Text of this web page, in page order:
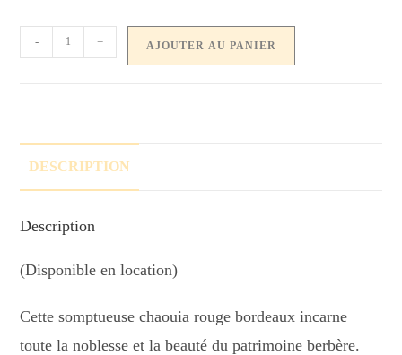
- + AJOUTER AU PANIER
DESCRIPTION
Description
(Disponible en location)
Cette somptueuse chaouia rouge bordeaux incarne
toute la noblesse et la beauté du patrimoine berbère.